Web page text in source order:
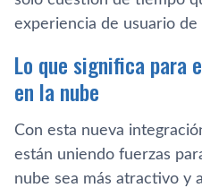
experiencia de usuario de
Lo que significa para
en la nube
Con esta nueva
están uniendo fuerzas
nube sea más atractivo y